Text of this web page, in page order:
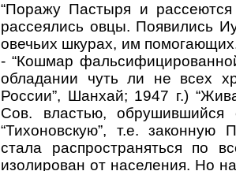
“Поражу Пастыря и
рассеялись овцы. Появились
овечьих шкурах, им
- “Кошмар
обладании чуть ли не всех
России”, Шанхай; 1947 г.)
Сов. властью,
“Тихоновскую”, т.е.
стала распространяться по
изолирован от населения. Но